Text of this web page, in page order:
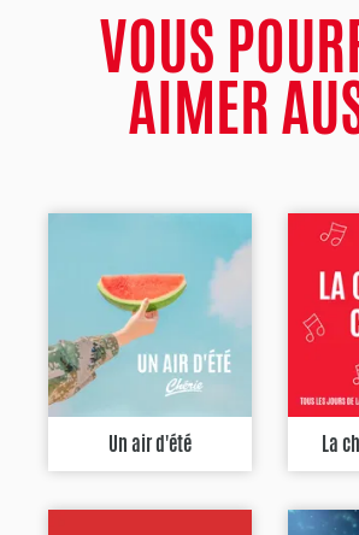
VOUS
AIMER
Un air d'été La